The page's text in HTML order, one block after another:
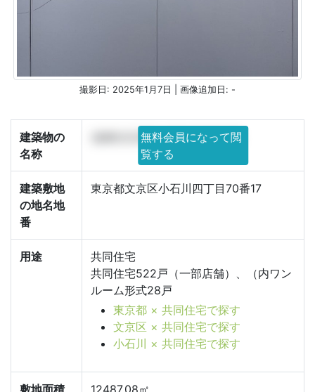
撮影日: 2025年1月7日 | 画像追加日: -
建築物の
名称
(仮称)文京区小石川4丁目計画
無料会員になって閲
覧する
建築敷地
の地名地
番
東京都文京区小石川四丁目70番17
用途
共同住宅
共同住宅522戸（一部店舗）、（内ワン
ルーム形式28戸
東京都 × 共同住宅で探す
文京区 × 共同住宅で探す
小石川 × 共同住宅で探す